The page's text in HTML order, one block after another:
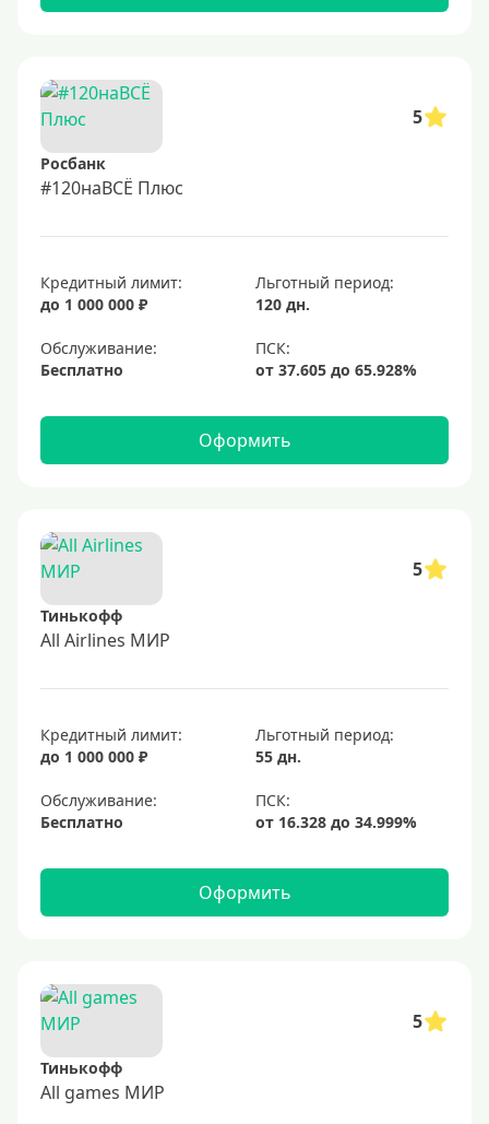
5
Росбанк
#120наВСЁ Плюс
Кредитный лимит:
до 1 000 000 ₽
Льготный период:
120 дн.
Обслуживание:
Бесплатно
Оформить
5
Тинькофф
All Airlines МИР
Кредитный лимит:
до 1 000 000 ₽
Льготный период:
55 дн.
Обслуживание:
Бесплатно
Оформить
5
Тинькофф
All games МИР